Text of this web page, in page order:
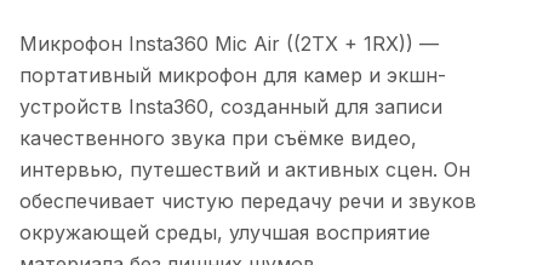
Микрофон Insta360 Mic Air ((2TX + 1RX)) —
портативный микрофон для камер и экшн-
устройств Insta360, созданный для записи
качественного звука при съёмке видео,
интервью, путешествий и активных сцен. Он
обеспечивает чистую передачу речи и звуков
окружающей среды, улучшая восприятие